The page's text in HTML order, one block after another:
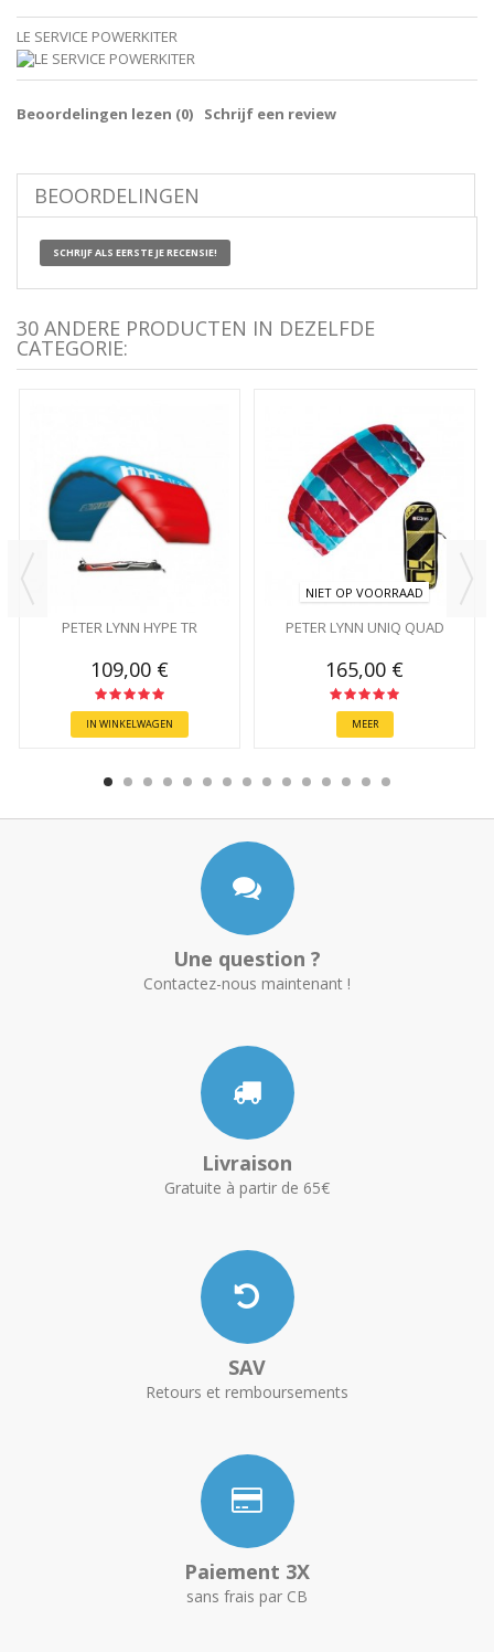
LE SERVICE POWERKITER
Beoordelingen lezen (0) Schrijf een review
BEOORDELINGEN
SCHRIJF ALS EERSTE JE RECENSIE!
30 ANDERE PRODUCTEN IN DEZELFDE
CATEGORIE:
PETER LYNN HYPE TR
109,00 €
IN WINKELWAGEN
NIET OP VOORRAAD
PETER LYNN UNIQ QUAD
165,00 €
MEER
Une question ?
Contactez-nous maintenant !
Livraison
Gratuite à partir de 65€
SAV
Retours et remboursements
Paiement 3X
sans frais par CB